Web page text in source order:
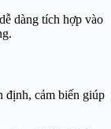
dàng tích hợp vào
định, cảm biến giúp